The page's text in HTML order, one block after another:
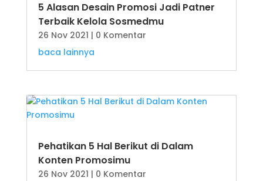
5 Alasan Desain Promosi Jadi Patner
Terbaik Kelola Sosmedmu
26 Nov 2021 | 0 Komentar
baca lainnya
Pehatikan 5 Hal Berikut di Dalam
Konten Promosimu
26 Nov 2021 | 0 Komentar